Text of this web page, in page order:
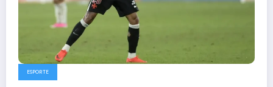
ESPORTE